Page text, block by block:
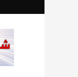
content